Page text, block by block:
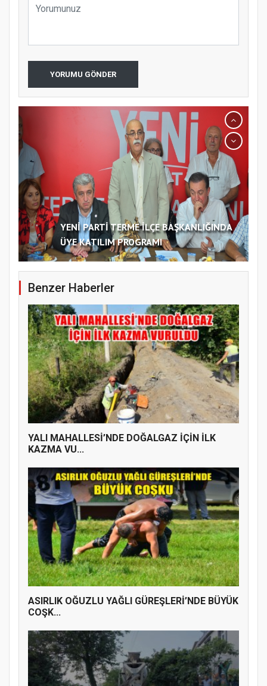
YORUMU GÖNDER
YENİ PARTİ TERME İLÇE BAŞKANLIĞINDA
ÜYE KATILIM PROGRAMI
Benzer Haberler
YALI MAHALLESİ’NDE DOĞALGAZ İÇİN İLK
KAZMA VU...
ASIRLIK OĞUZLU YAĞLI GÜREŞLERİ’NDE BÜYÜK
COŞK...